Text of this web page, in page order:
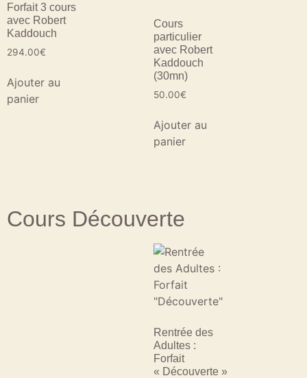
Forfait 3 cours
avec Robert
Kaddouch
294.00€
Ajouter au
panier
Cours
particulier
avec Robert
Kaddouch
(30mn)
50.00€
Ajouter au
panier
Cours Découverte
Rentrée des
Adultes :
Forfait
« Découverte »